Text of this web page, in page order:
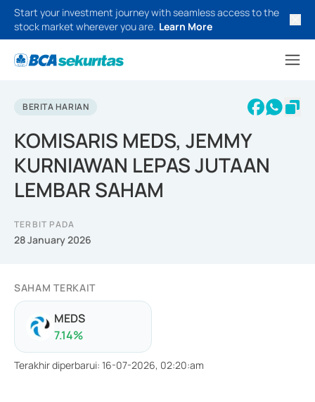
Start your investment journey with seamless access to the
stock market wherever you are. Learn More
BERITA HARIAN
KOMISARIS MEDS, JEMMY
KURNIAWAN LEPAS JUTAAN
LEMBAR SAHAM
TERBIT PADA
28 January 2026
SAHAM TERKAIT
MEDS
7.14%
Terakhir diperbarui: 16-07-2026, 02:20:am